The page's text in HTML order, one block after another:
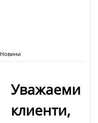
Новини
Уважаеми
клиенти,